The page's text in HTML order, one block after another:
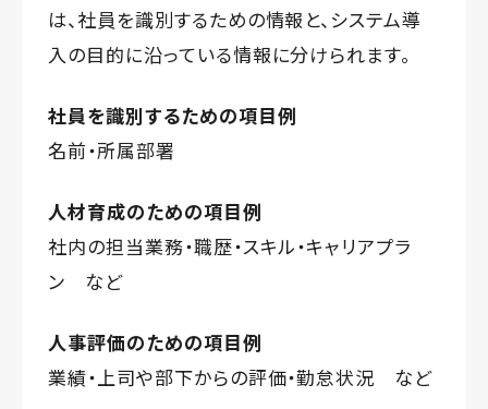
は、社員を識別するための情報と、システム導
入の目的に沿っている情報に分けられます。
社員を識別するための項目例
名前・所属部署
人材育成のための項目例
社内の担当業務・職歴・スキル・キャリアプラ
ン など
人事評価のための項目例
業績・上司や部下からの評価・勤怠状況 など